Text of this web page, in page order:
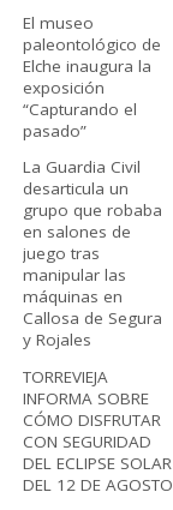
El museo
paleontológico de
Elche inaugura la
exposición
“Capturando el
pasado”
La Guardia Civil
desarticula un
grupo que robaba
en salones de
juego tras
manipular las
máquinas en
Callosa de Segura
y Rojales
TORREVIEJA
INFORMA SOBRE
CÓMO DISFRUTAR
CON SEGURIDAD
DEL ECLIPSE SOLAR
DEL 12 DE AGOSTO